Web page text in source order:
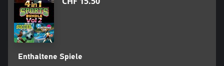
Enthaltene Spiele